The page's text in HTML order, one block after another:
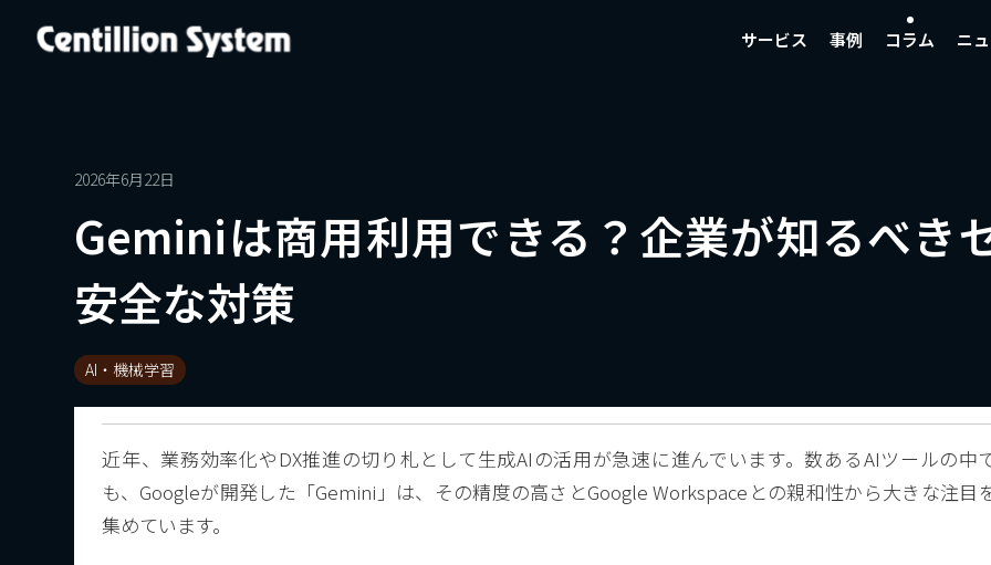
サービス 事例 コラム ニ
2026年6月22日
Geminiは商用利用できる？企業が知るべき
安全な対策
AI・機械学習
近年、業務効率化やDX推進の切り札として生成AIの活用が急速に進んでいます。数あるAIツールの中
も、Googleが開発した「Gemini」は、その精度の高さとGoogle Workspaceとの親和性から大きな注目
集めています。